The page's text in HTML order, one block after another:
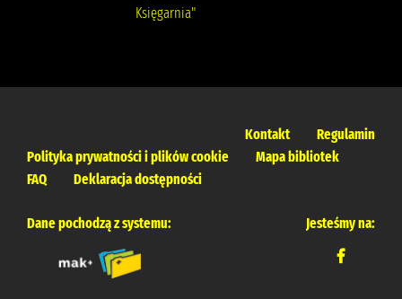
Księgarnia"
Kontakt
Regulamin
Polityka prywatności i plików cookie
Mapa bibliotek
FAQ
Deklaracja dostępności
Dane pochodzą z systemu: Jesteśmy na: